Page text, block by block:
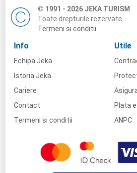
© 1991 - 2026 JEKA TURISM
Toate drepturile rezervate.
Termeni si conditii
Info
Echipa Jeka
Istoria Jeka
Cariere
Contact
Termeni si conditii
Utile
Plata
ANPC